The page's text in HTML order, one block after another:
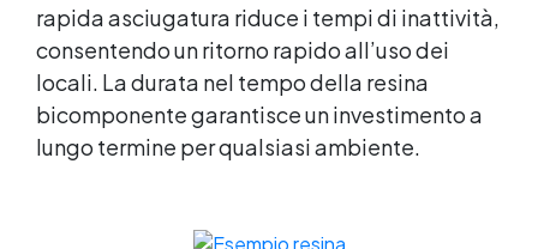
rapida asciugatura riduce i tempi di inattività,
consentendo un ritorno rapido all’uso dei
locali. La durata nel tempo della resina
bicomponentegarantisce un investimento a
lungo termine per qualsiasi ambiente.